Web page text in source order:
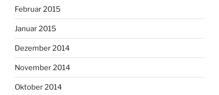
Februar 2015
Januar 2015
Dezember 2014
November 2014
Oktober 2014